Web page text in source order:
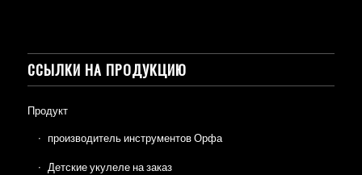
ССЫЛКИ НА ПРОДУКЦИЮ
Продукт
производитель инструментов Орфа
Детские укулеле на заказ